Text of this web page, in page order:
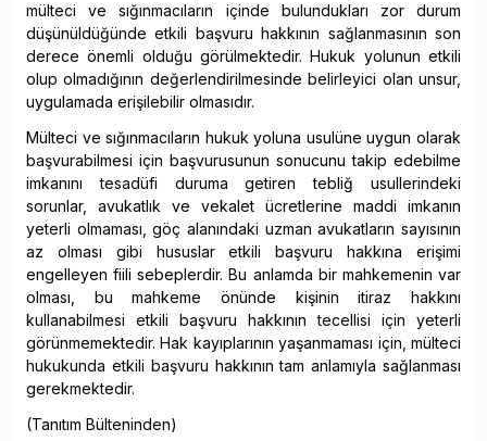
mülteci ve sığınmacıların içinde bulundukları zor durum
düşünüldüğünde etkili başvuru hakkının sağlanmasının son
derece önemli olduğu görülmektedir. Hukuk yolunun etkili
olup olmadığının değerlendirilmesinde belirleyici olan unsur,
uygulamada erişilebilir olmasıdır.
Mülteci ve sığınmacıların hukuk yoluna usulüne uygun olarak
başvurabilmesi için başvurusunun sonucunu takip edebilme
imkanını tesadüfi duruma getiren tebliğ usullerindeki
sorunlar, avukatlık ve vekalet ücretlerine maddi imkanın
yeterli olmaması, göç alanındaki uzman avukatların sayısının
az olması gibi hususlar etkili başvuru hakkına erişimi
engelleyen fiili sebeplerdir. Bu anlamda bir mahkemenin var
olması, bu mahkeme önünde kişinin itiraz hakkını
kullanabilmesi etkili başvuru hakkının tecellisi için yeterli
görünmemektedir. Hak kayıplarının yaşanmaması için, mülteci
hukukunda etkili başvuru hakkının tam anlamıyla sağlanması
gerekmektedir.
(Tanıtım Bülteninden)